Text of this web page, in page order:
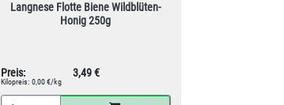
Langnese Flotte Biene Wildblüten-
Honig 250g
Preis: 3,49 €
Kilopreis: 0,00 €/kg